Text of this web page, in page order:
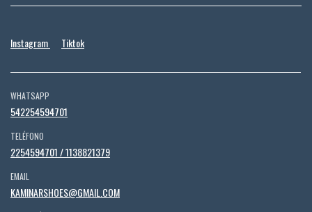
Instagram Tiktok
WHATSAPP
542254594701
TELÉFONO
2254594701 / 1138821379
EMAIL
KAMINARSHOES@GMAIL.COM